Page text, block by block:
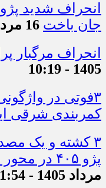
جان باخت 16 مرداد 1405 - 10:23
انحراف مرگبار
1405 - 10:19
کمربندی شرقی
۳ کشته و یک
پژو ۴۰۵ در محور دشت‌عباس–دهلران
مرداد 1405 - 11:54